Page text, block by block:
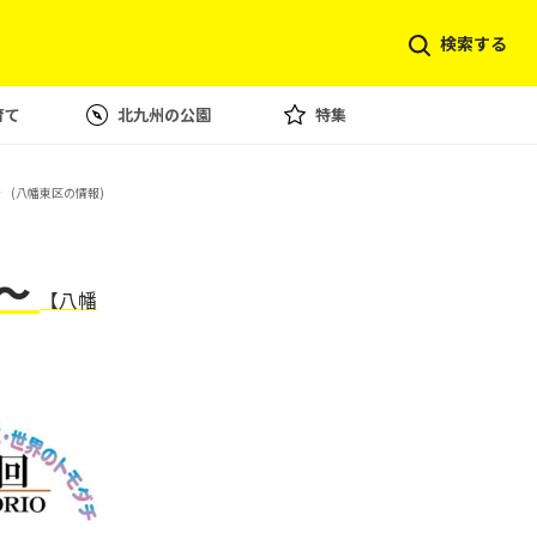
検索する
て 北九州の公園 特集
(八幡東区の情報)
【八幡